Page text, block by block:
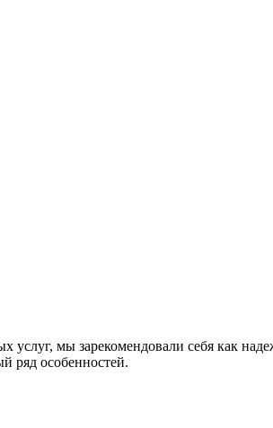
мы зарекомендовали себя как
ряд особенностей.